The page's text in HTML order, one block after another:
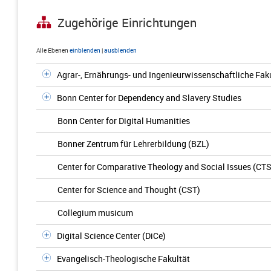
Zugehörige Einrichtungen
Alle Ebenen einblenden |ausblenden
Agrar-, Ernährungs- und Ingenieurwissenschaftliche
Bonn Center for Dependency and Slavery Studies
Bonn Center for Digital Humanities
Bonner Zentrum für Lehrerbildung (BZL)
Center for Comparative Theology and Social Issues
Center for Science and Thought (CST)
Collegium musicum
Digital Science Center (DiCe)
Evangelisch-Theologische Fakultät